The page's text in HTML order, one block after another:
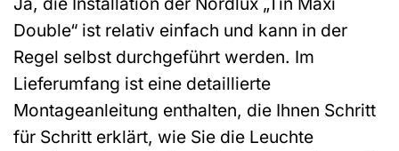
Double“ ist relativ einfach und kann in der
Regel selbst durchgeführt werden. Im
Lieferumfang ist eine detaillierte
Montageanleitung enthalten, die Ihnen Schritt
für Schritt erklärt, wie Sie die Leuchte